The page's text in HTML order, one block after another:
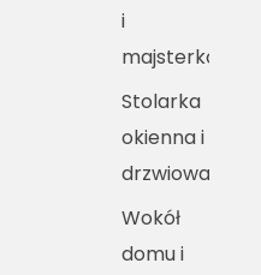
i
majsterkowanie
Stolarka
okienna i
drzwiowa
Wokół
domu i